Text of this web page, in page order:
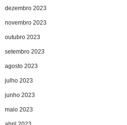
dezembro 2023
novembro 2023
outubro 2023
setembro 2023
agosto 2023
julho 2023
junho 2023
maio 2023